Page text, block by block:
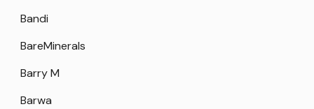
Bandi
BareMinerals
Barry M
Barwa